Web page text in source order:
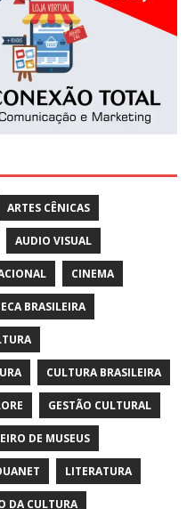
ARTES CÊNICAS
AUDIO VISUAL
CINEMA
BRASILEIRA
CULTURA BRASILEIRA
GESTÃO CULTURAL
DE MUSEUS
LITERATURA
DA CULTURA